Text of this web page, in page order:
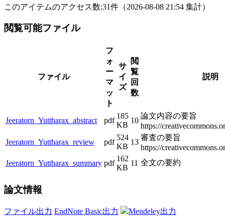
このアイテムのアクセス数:31件 （2026-08-08 21:54 集計）
閲覧可能ファイル
ファイル
フ
ォ
ー
マ
ッ
ト
サ
イ
ズ
閲
覧
回
数
説明
Jeeratorn_Yuttharax_abstract pdf
185
KB
10
論文内容の要旨
https://
Jeeratorn_Yuttharax_review
pdf
524
KB
13
審査の要旨
https://
Jeeratorn_Yuttharax_summary pdf
162
KB
11 全文の要約
論文情報
ファイル出力 EndNote Basic出力 Mendeley出力